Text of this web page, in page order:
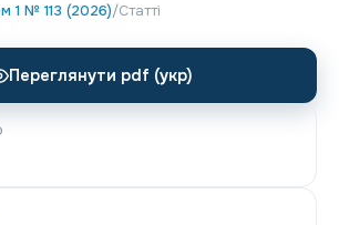
1 № 113 (2026)/Статті
Переглянути pdf (укр)